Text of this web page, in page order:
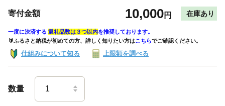
寄付金額 10,000円 在庫あり
一度に決済する 返礼品数は３つ以内を推奨しております。
🔰ふるさと納税が初めての方、詳しく知りたい方はこちらでご確認ください。
仕組みについて知る 上限額を調べる
数量